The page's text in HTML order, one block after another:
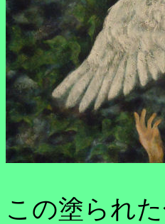
この塗られ